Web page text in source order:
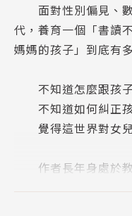
面對性別偏見、數
代，養育一個「書讀
媽媽的孩子」到底有
不知道怎麼跟孩子
不知道如何糾正孩
覺得這世界對女兒
作者長年身處於教
育」其實是全人教育